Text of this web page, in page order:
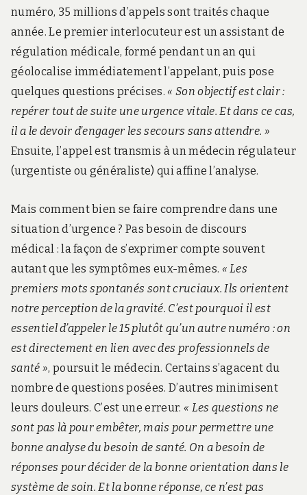
numéro, 35 millions d’appels sont traités chaque
année. Le premier interlocuteur est un assistant de
régulation médicale, formé pendant un an qui
géolocalise immédiatement l’appelant, puis pose
quelques questions précises.« Son objectif est clair :
repérer tout de suite une urgence vitale. Et dans ce cas,
il a le devoir d’engager les secours sans attendre. »
Ensuite, l’appel est transmis à un médecin régulateur
(urgentiste ou généraliste) qui affine l’analyse.
Mais comment bien se faire comprendre dans une
situation d’urgence ? Pas besoin de discours
médical : la façon de s’exprimer compte souvent
autant que les symptômes eux-mêmes. « Les
premiers mots spontanés sont cruciaux. Ils orientent
notre perception de la gravité. C’est pourquoi il est
essentiel d’appeler le 15 plutôt qu’un autre numéro : on
est directement en lien avec des professionnels de
santé », poursuit le médecin. Certains s’agacent du
nombre de questions posées. D’autres minimisent
leurs douleurs. C’est une erreur. « Les questions ne
sont pas là pour embêter, mais pour permettre une
bonne analyse du besoin de santé. On a besoin de
réponses pour décider de la bonne orientation dans le
système de soin. Et la bonne réponse, ce n’est pas